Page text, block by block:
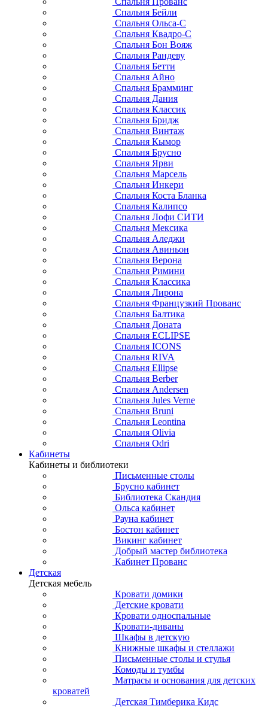
Спальня Бейли
Спальня Ольса-С
Спальня Квадро-С
Спальня Бон Вояж
Спальня Рандеву
Спальня Бетти
Спальня Айно
Спальня Брамминг
Спальня Дания
Спальня Классик
Спальня Бридж
Спальня Винтаж
Спальня Кымор
Спальня Брусно
Спальня Ярви
Спальня Марсель
Спальня Инкери
Спальня Коста Бланка
Спальня Калипсо
Спальня Лофи СИТИ
Спальня Мексика
Спальня Аледжи
Спальня Авиньон
Спальня Верона
Спальня Римини
Спальня Классика
Спальня Лирона
Спальня Французкий Прованс
Спальня Балтика
Спальня Доната
Спальня ECLIPSE
Спальня ICONS
Спальня RIVA
Спальня Ellipse
Спальня Berber
Спальня Andersen
Спальня Jules Verne
Спальня Bruni
Спальня Leontina
Спальня Olivia
Спальня Odri
Кабинеты
Кабинеты и библиотеки
Письменные столы
Брусно кабинет
Библиотека Скандия
Ольса кабинет
Рауна кабинет
Бостон кабинет
Викинг кабинет
Добрый мастер библиотека
Кабинет Прованс
Детская
Детская мебель
Кровати домики
Детские кровати
Кровати односпальные
Кровати-диваны
Шкафы в детскую
Книжные шкафы и стеллажи
Письменные столы и стулья
Комоды и тумбы
Матрасы и основания для детских
кроватей
Детская Тимберика Кидс